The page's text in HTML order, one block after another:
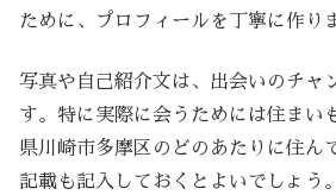
ために、プロフィールを丁寧に作り
写真や自己紹介文は、出会いのチャ
す。特に実際に会うためには住まい
県川崎市多摩区のどのあたりに住ん
記載も記入しておくとよいでしょう。